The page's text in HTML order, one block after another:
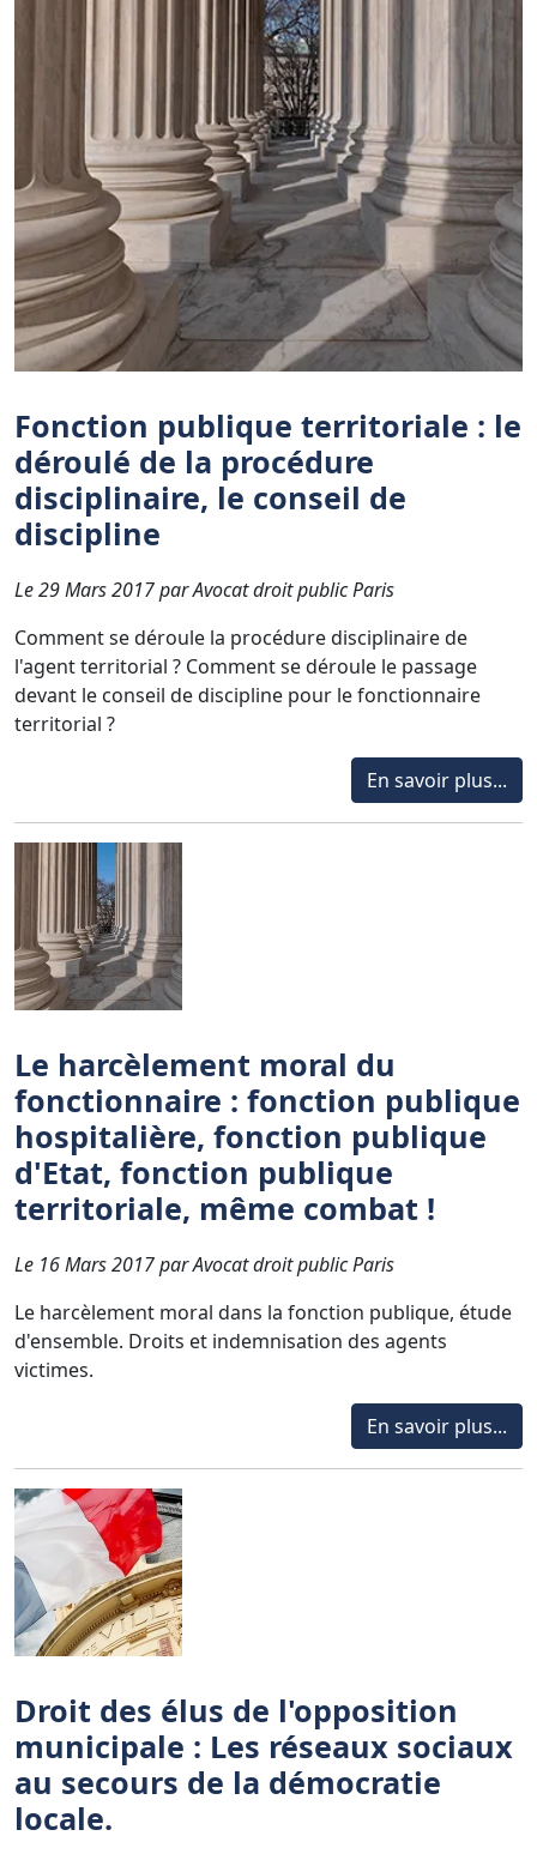
Fonction publique territoriale : le
déroulé de la procédure
disciplinaire, le conseil de
discipline
Le 29 Mars 2017 par Avocat droit public Paris
Comment se déroule la procédure disciplinaire de
l'agent territorial ? Comment se déroule le passage
devant le conseil de discipline pour le fonctionnaire
territorial ?
En savoir plus...
Le harcèlement moral du
fonctionnaire : fonction publique
hospitalière, fonction publique
d'Etat, fonction publique
territoriale, même combat !
Le 16 Mars 2017 par Avocat droit public Paris
Le harcèlement moral dans la fonction publique, étude
d'ensemble. Droits et indemnisation des agents
victimes.
En savoir plus...
Droit des élus de l'opposition
municipale : Les réseaux sociaux
au secours de la démocratie
locale.